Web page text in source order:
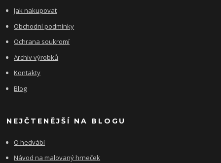
Jak nakupovat
Obchodní podmínky
Ochrana soukromí
Archiv výrobků
Kontakty
Blog
NEJČTENĚJŠÍ NA BLOGU
O hedvábí
Návod na malovaný hrneček